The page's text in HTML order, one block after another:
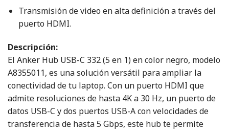
Transmisión de video en alta definición a través del
puerto HDMI.
Descripción:
El Anker Hub USB-C 332 (5 en 1) en color negro, modelo
A8355011, es una solución versátil para ampliar la
conectividad de tu laptop. Con un puerto HDMI que
admite resoluciones de hasta 4K a 30 Hz, un puerto de
datos USB-C y dos puertos USB-A con velocidades de
transferencia de hasta 5 Gbps, este hub te permite